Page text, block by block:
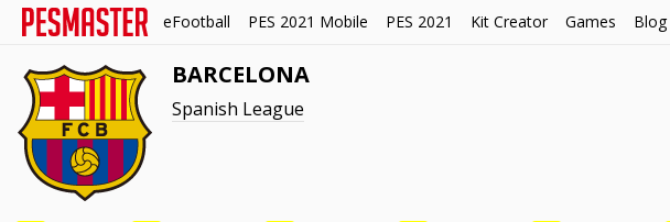
eFootball PES 2021 Mobile PES 2021 Kit Creator Games Blog
BARCELONA
Spanish League